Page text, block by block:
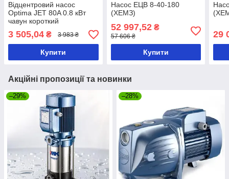
Відцентровий насос
Optima JET 80A 0.8 кВт
чавун короткий
3 505,04 ₴ 3 983 ₴
Купити
Насос ЕЦВ 8-40-180
(ХЕМЗ)
52 997,52₴
57 606 ₴
Купити
29
Акційні пропозиції та новинки
–29% –28%